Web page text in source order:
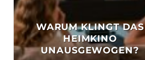
WARUM KLINGT DAS
HEIMKINO
UNAUSGEWOGEN?